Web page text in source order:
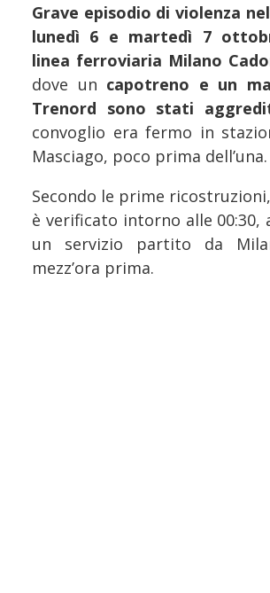
Grave episodio di violenza
lunedì 6 e martedì 7
linea ferroviaria Milano
dove un capotreno e un
Trenord sono stati
convoglio era fermo in
Masciago, poco prima dell’una.
Secondo le prime
è verificato intorno alle 00:30,
un servizio partito da
mezz’ora prima.